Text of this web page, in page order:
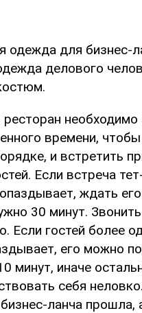
одежда для бизнес-
делового
ресторан необходимо
времени,
и встретить
Если встреча
ждать
30 минут.
Если гостей более
его можно
минут, иначе
себя
ланча прошла,